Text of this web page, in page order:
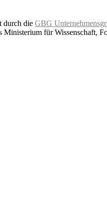
durch die GBG
für Wissenschaft,